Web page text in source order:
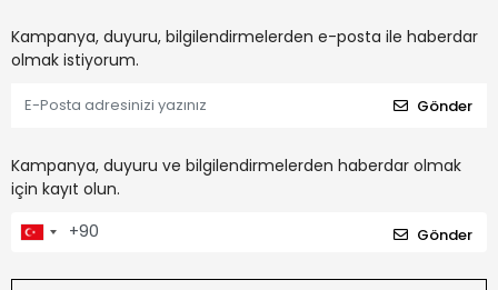
Kampanya, duyuru, bilgilendirmelerden e-posta ile haberdar
olmak istiyorum.
Gönder
Kampanya, duyuru ve bilgilendirmelerden haberdar olmak
için kayıt olun.
Gönder